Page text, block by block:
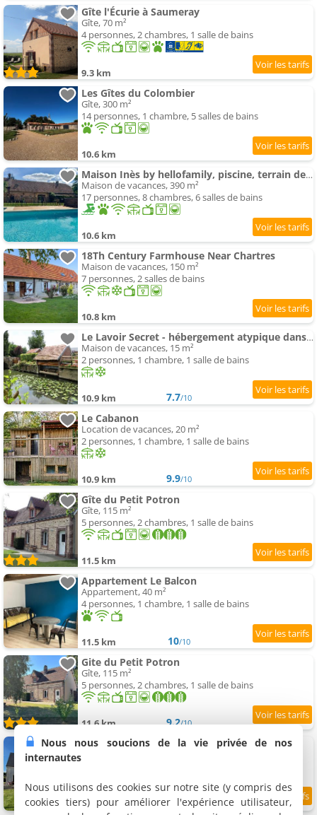
Gîte l'Écurie à Saumeray
Gîte, 70 m²
4 personnes, 2 chambres, 1 salle de bains
9.3 km
Les Gîtes du Colombier
Gîte, 300 m²
14 personnes, 1 chambre, 5 salles de bains
10.6 km
Maison Inès by hellofamily, piscine, terrain de sport, pétanque
Maison de vacances, 390 m²
17 personnes, 8 chambres, 6 salles de bains
10.6 km
18Th Century Farmhouse Near Chartres
Maison de vacances, 150 m²
7 personnes, 2 salles de bains
10.8 km
Le Lavoir Secret - hébergement atypique dans un joli cadre bucolique
Maison de vacances, 15 m²
2 personnes, 1 chambre, 1 salle de bains
10.9 km 7.7/10
Le Cabanon
Location de vacances, 20 m²
2 personnes, 1 chambre, 1 salle de bains
10.9 km 9.9/10
Gîte du Petit Potron
Gîte, 115 m²
5 personnes, 2 chambres, 1 salle de bains
11.5 km
Appartement Le Balcon
Appartement, 40 m²
4 personnes, 1 chambre, 1 salle de bains
11.5 km 10/10
Gite du Petit Potron
Gîte, 115 m²
5 personnes, 2 chambres, 1 salle de bains
11.6 km 9.2/10
Maison à louer
11.6 km 9.7/10
Nous nous soucions de la vie privée de nos
internautes
Nous utilisons des cookies sur notre site (y compris des
cookies tiers) pour améliorer l'expérience utilisateur,